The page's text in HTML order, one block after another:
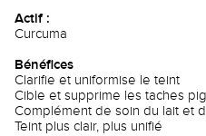
Actif :
Curcuma
Bénéfices
Clarifie et uniformise le teint
Cible et supprime les taches
Complément de soin du lait et
Teint plus clair, plus unifié